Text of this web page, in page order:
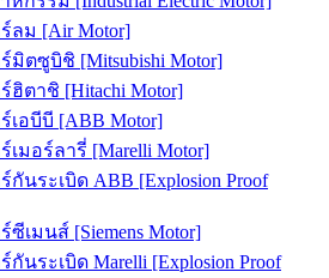
ลม [Air Motor]
มิตซูบิชิ [Mitsubishi Motor]
ฮิตาชิ [Hitachi Motor]
เอบีบี [ABB Motor]
เมอร์ลารี่ [Marelli Motor]
กันระเบิด ABB [Explosion Proof
ซีเมนส์ [Siemens Motor]
กันระเบิด Marelli [Explosion Proof